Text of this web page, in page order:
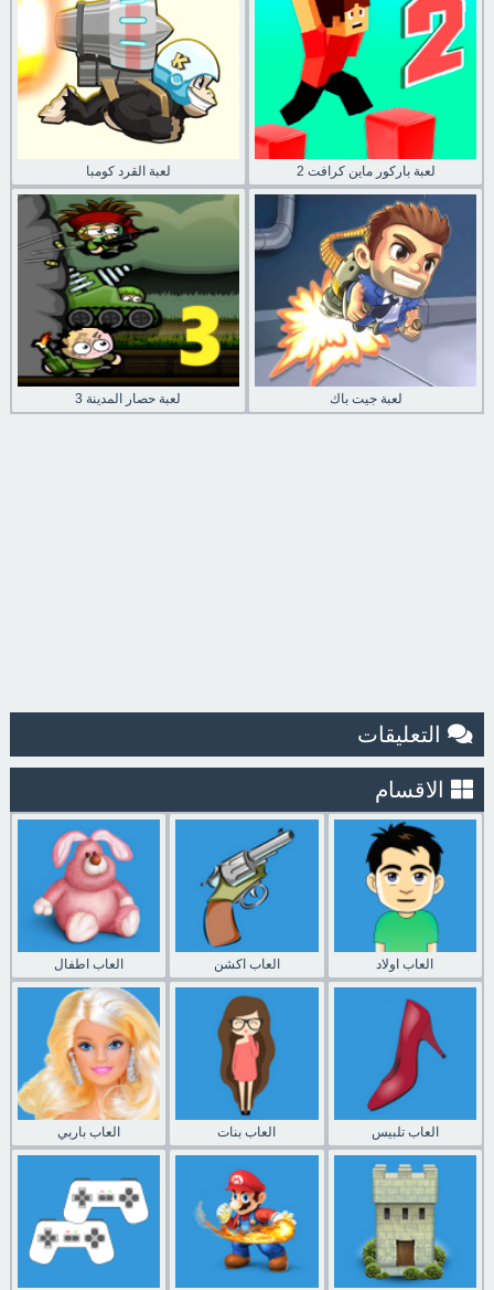
لعبة القرد كومبا لعبة باركور ماين كرافت 2
لعبة حصار المدينة 3 لعبة جيت باك
التعليقات
الاقسام
العاب اطفال العاب اكشن العاب اولاد
العاب باربي العاب بنات العاب تلبيس